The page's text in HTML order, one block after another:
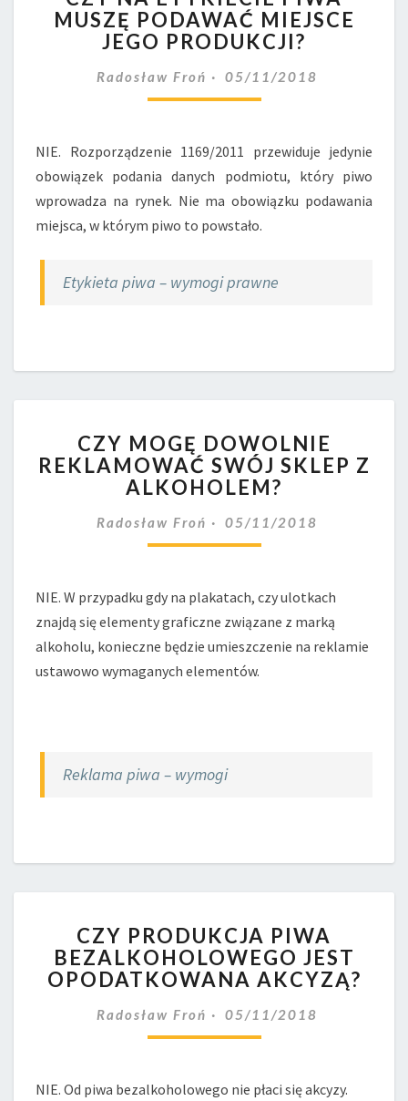
ETYKIECIE
PIWA
PODAWAĆ
MIEJSCE
MUSZĘ PODAWAĆ MIEJSCE
JEGO PRODUKCJI?
Radosław Froń 05/11/2018
NIE. Rozporządzenie 1169/2011 przewiduje jedynie
obowiązek podania danych podmiotu, który piwo
wprowadza na rynek. Nie ma obowiązku podawania
miejsca, w którym piwo to powstało.
Etykieta piwa – wymogi prawne
MOGĘ
DOWOLNIE
REKLAMOWAĆ
SKLEP
Z
CZY MOGĘ DOWOLNIE
REKLAMOWAĆ SWÓJ SKLEP Z
ALKOHOLEM?
Radosław Froń 05/11/2018
NIE. W przypadku gdy na plakatach, czy ulotkach
znajdą się elementy graficzne związane z marką
alkoholu, konieczne będzie umieszczenie na reklamie
ustawowo wymaganych elementów.
Reklama piwa – wymogi
PRODUKCJA
PIWA
BEZALKOHOLOWEGO
OPODATKOWANA
AKCYZĄ?
CZY PRODUKCJA PIWA
BEZALKOHOLOWEGO JEST
OPODATKOWANA AKCYZĄ?
Radosław Froń 05/11/2018
NIE. Od piwa bezalkoholowego nie płaci się akcyzy.